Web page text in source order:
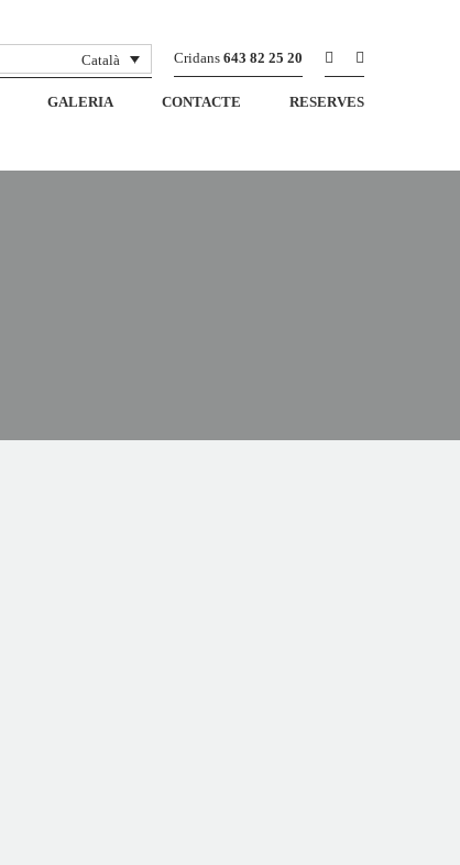
Català Cridans 643 82 25 20
GALERIA CONTACTE RESERVES